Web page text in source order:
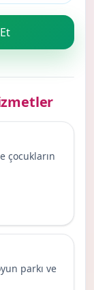
çocukların
parkı ve